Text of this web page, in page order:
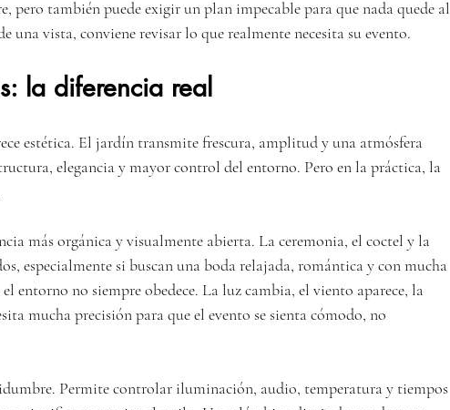
pero también puede exigir un plan impecable para que nada quede al
una vista, conviene revisar lo que realmente necesita su evento.
la diferencia real
estética. El jardín transmite frescura, amplitud y una atmósfera
elegancia y mayor control del entorno. Pero en la práctica, la
más orgánica y visualmente abierta. La ceremonia, el coctel y la
especialmente si buscan una boda relajada, romántica y con mucha
entorno no siempre obedece. La luz cambia, el viento aparece, la
mucha precisión para que el evento se sienta cómodo, no
Permite controlar iluminación, audio, temperatura y tiempos